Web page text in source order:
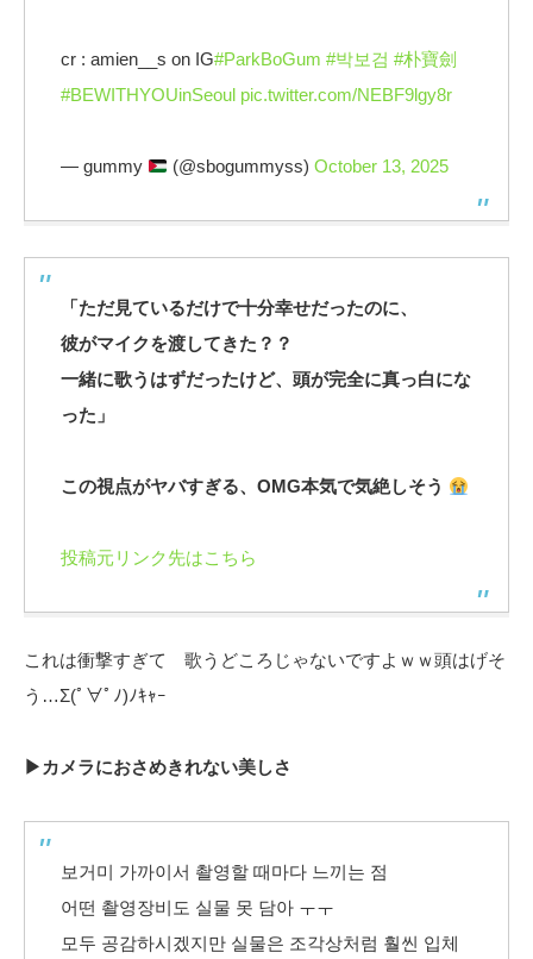
cr : amien__s on IG#ParkBoGum #박보검 #朴寶劍
#BEWITHYOUinSeoul pic.twitter.com/NEBF9lgy8r
— gummy (@sbogummyss)October 13, 2025
「ただ見ているだけで十分幸せだったのに、
彼がマイクを渡してきた？？
一緒に歌うはずだったけど、頭が完全に真っ白にな
った」
この視点がヤバすぎる、OMG本気で気絶しそう
投稿元リンク先はこちら
これは衝撃すぎて 歌うどころじゃないですよｗｗ頭はげそ
う…Σ(ﾟ∀ﾟﾉ)ﾉｷｬｰ
▶カメラにおさめきれない美しさ
보거미 가까이서 촬영할 때마다 느끼는 점
어떤 촬영장비도 실물 못 담아 ㅜㅜ
모두 공감하시겠지만 실물은 조각상처럼 훨씬 입체